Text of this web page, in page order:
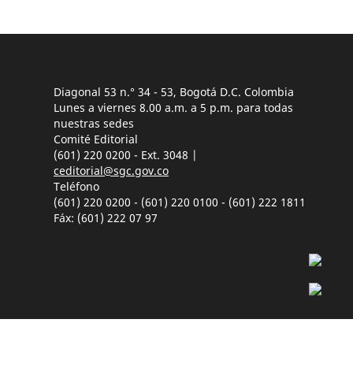
Diagonal 53 n.° 34 - 53, Bogotá D.C. Colombia
Lunes a viernes 8.00 a.m. a 5 p.m. para todas
nuestras sedes
Comité Editorial
(601) 220 0200 - Ext. 3048 |
ceditorial@sgc.gov.co
Teléfono
(601) 220 0200 - (601) 220 0100 - (601) 222 1811
Fáx: (601) 222 07 97